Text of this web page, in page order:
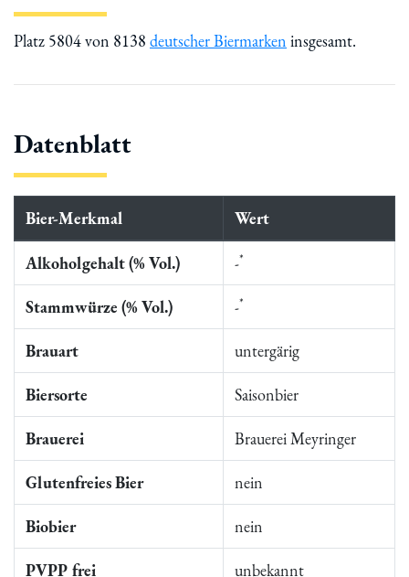
Platz 5804 von 8138 deutscher Biermarken insgesamt.
Datenblatt
Bier-Merkmal Wert
Alkoholgehalt (% Vol.) -*
Stammwürze (% Vol.) -*
Brauart untergärig
Biersorte Saisonbier
Brauerei Brauerei Meyringer
Glutenfreies Bier nein
Biobier nein
PVPP frei unbekannt